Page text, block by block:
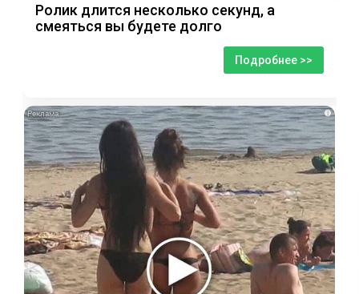
Ролик длится несколько секунд, а
смеяться вы будете долго
Подробнее >>
i